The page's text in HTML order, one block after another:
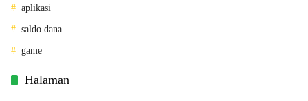
aplikasi
saldo dana
game
Halaman